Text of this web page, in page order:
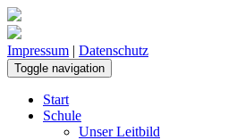
Impressum | Datenschutz
Toggle navigation
Start
Schule
Unser Leitbild